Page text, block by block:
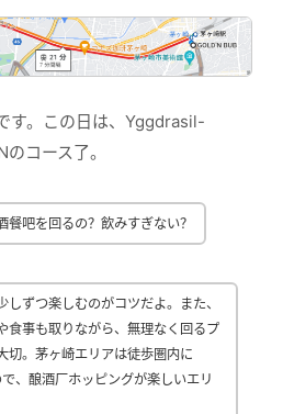
す。この日は、Yggdrasil-
コース了。
餐吧を回るの？飲みすぎない？
しずつ楽しむのがコツだよ。また、
食事も取りながら、無理なく回るプ
切。茅ヶ崎エリアは徒歩圏内に
、酿酒厂ホッピングが楽しいエリ